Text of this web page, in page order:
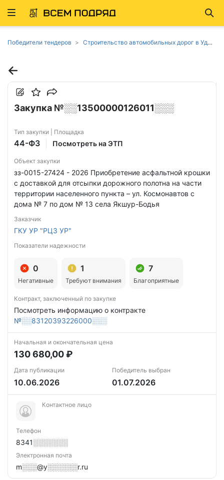
Развернуть
Победители тендеров Строительство автомобильных дорог в Удмуртии
Закупка №░░13500000126011░░░
Тип закупки | Площадка
44-ФЗ Посмотреть на ЭТП
Объект закупки
зз-0015-27424 - 2026 Приобретение асфальтной крошки
с доставкой для отсыпки дорожного полотна на части
территории населенного пункта – ул. Космонавтов с
дома № 7 по дом № 13 села Якшур-Бодья
Заказчик
ГКУ УР "РЦЗ УР"
Показатели надежности
0
Негативные
1
Требуют внимания
7
Благоприятные
Контракт, заключенный по закупке
Посмотреть информацию о контракте
№░░83120393226000░░░
Начальная и окончательная цена
130 680,00 ₽
Дата публикации
10.06.2026
Победитель выбран
01.07.2026
Контактное лицо
Телефон
8341░░░░░░░
Электронная почта
m░░░@y░░░░░░r.ru